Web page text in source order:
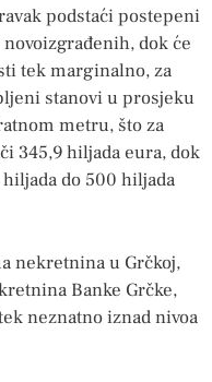
podstaći postepeni
dok će
tek marginalno, za
stanovi u prosjeku
metru, što za
345,9 hiljada eura, dok
do 500 hiljada
nekretnina u Grčkoj,
Banke Grčke,
neznatno iznad nivoa